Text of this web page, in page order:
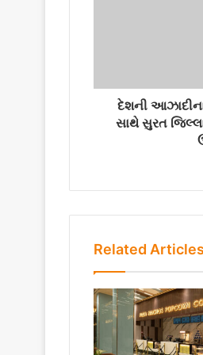
r
દેશની
સાથે સુરત
Related Articles